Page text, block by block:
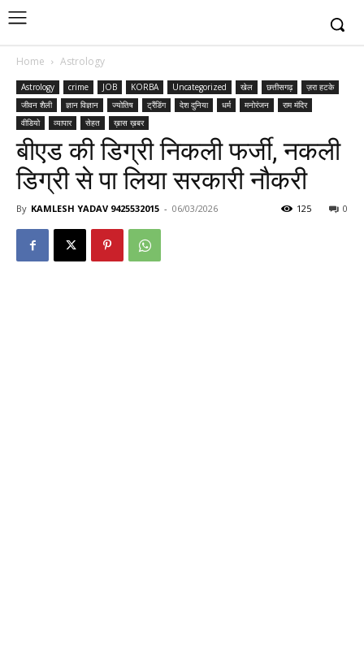
Home Astrology
Astrology crime JOB KORBA Uncategorized खेल छत्तीसगढ़
ज़रा हटके
जीवन शैली
ज्ञान विज्ञान ज्योतिष ट्रैंडिंग देश दुनिया धर्म मनोरंजन
राम मंदिर
वीडियो
व्यापार सेहत ख़ास ख़बर
बीएड की डिग्री निकली फर्जी, नकली
डिग्री से पा लिया सरकारी नौकरी
By KAMLESH YADAV 9425532015 - 06/03/2026 0
125